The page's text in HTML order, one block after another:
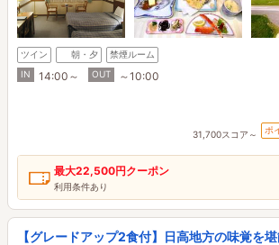
ツイン 朝・夕
禁煙ルーム
IN
14:00～ OUT ～10:00
31,700スコア～ ポ
最大22,500円クーポン
利用条件あり
【グレードアップ2食付】日高地方の味覚を